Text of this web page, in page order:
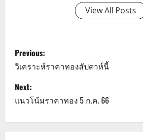
View All Posts
P
o
s
t
Previous:
วิเคราะห์ราคาทองสัปดาห์นี้
Next:
แนวโน้มราคาทอง 5 ก.ค. 66